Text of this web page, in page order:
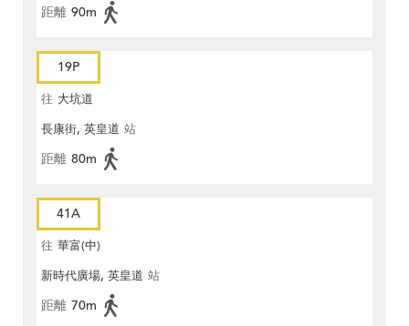
距離 90m
19P
往 大坑道
長康街, 英皇道 站
距離 80m
41A
往 華富(中)
新時代廣場, 英皇道 站
距離 70m